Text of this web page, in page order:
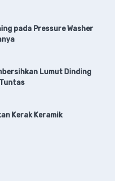
pada Pressure Washer
Lumut Dinding
Kerak Keramik